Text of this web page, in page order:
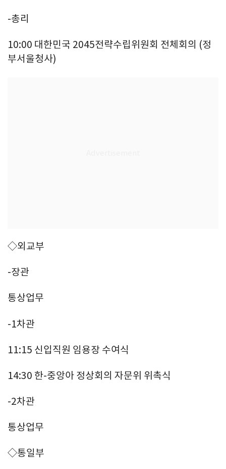
-총리
10:00 대한민국 2045전략수립위원회 전체회의 (정
부서울청사)
◇외교부
-장관
통상업무
-1차관
11:15 신입직원 임용장 수여식
14:30 한-중앙아 정상회의 자문위 위촉식
-2차관
통상업무
◇통일부